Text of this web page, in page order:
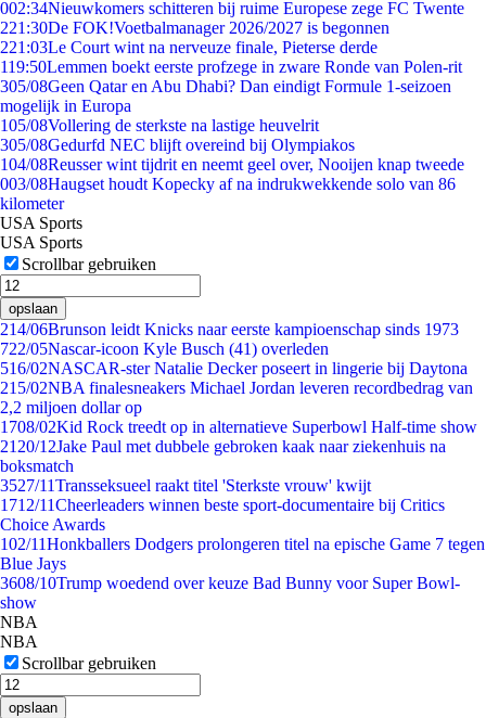
002:34Nieuwkomers schitteren bij ruime Europese zege FC Twente
221:30De FOK!Voetbalmanager 2026/2027 is begonnen
221:03Le Court wint na nerveuze finale, Pieterse derde
119:50Lemmen boekt eerste profzege in zware Ronde van Polen-rit
305/08Geen Qatar en Abu Dhabi? Dan eindigt Formule 1-seizoen
mogelijk in Europa
105/08Vollering de sterkste na lastige heuvelrit
305/08Gedurfd NEC blijft overeind bij Olympiakos
104/08Reusser wint tijdrit en neemt geel over, Nooijen knap tweede
003/08Haugset houdt Kopecky af na indrukwekkende solo van 86
kilometer
USA Sports
USA Sports
Scrollbar gebruiken
opslaan
214/06Brunson leidt Knicks naar eerste kampioenschap sinds 1973
722/05Nascar-icoon Kyle Busch (41) overleden
516/02NASCAR-ster Natalie Decker poseert in lingerie bij Daytona
215/02NBA finalesneakers Michael Jordan leveren recordbedrag van
2,2 miljoen dollar op
1708/02Kid Rock treedt op in alternatieve Superbowl Half-time show
21 20/12Jake Paul met dubbele gebroken kaak naar ziekenhuis na
boksmatch
3527/11Transseksueel raakt titel 'Sterkste vrouw' kwijt
1712/11Cheerleaders winnen beste sport-documentaire bij Critics
Choice Awards
102/11Honkballers Dodgers prolongeren titel na epische Game 7 tegen
Blue Jays
3608/10Trump woedend over keuze Bad Bunny voor Super Bowl-
show
NBA
NBA
Scrollbar gebruiken
opslaan